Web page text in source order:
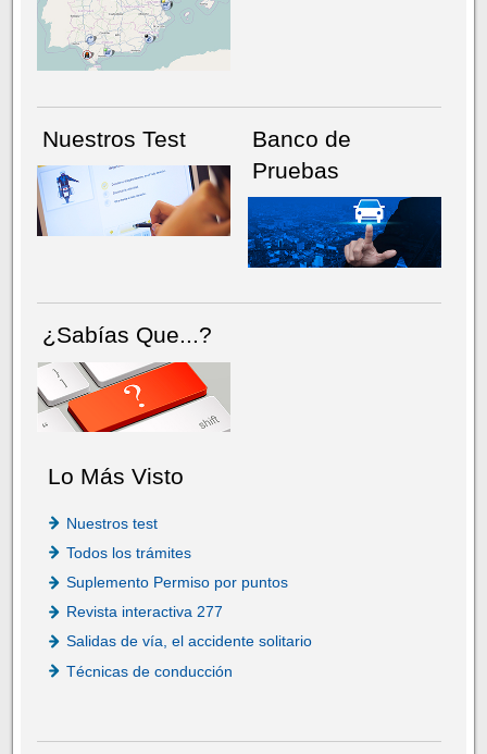
NÚMERO ACTUALHEMEROTECA
Nuestros Test
Banco de
Pruebas
¿Sabías Que...?
Lo Más Visto
Nuestros test
Todos los trámites
Suplemento Permiso por puntos
Revista interactiva 277
Salidas de vía, el accidente solitario
Técnicas de conducción